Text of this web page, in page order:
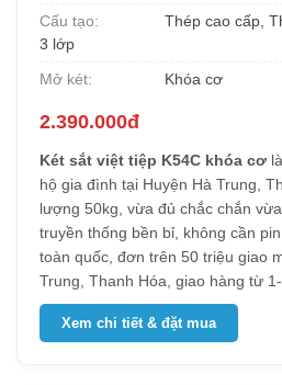
Cấu tạo:
Thép cao cấp,
3 lớp
Mở két:
Khóa cơ
2.390.000đ
Két sắt việt tiệp K54C khóa cơ
hộ gia đình tại Huyện Hà Trung,
lượng 50kg, vừa đủ chắc chắn
truyền thống bền bỉ, không cần
toàn quốc, đơn trên 50 triệu giao
Trung, Thanh Hóa, giao hàng từ 1-
Xem chi tiết & đặt mua